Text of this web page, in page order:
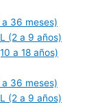
a 36 meses)
(2 a 9 años)
a 18 años)
a 36 meses)
(2 a 9 años)